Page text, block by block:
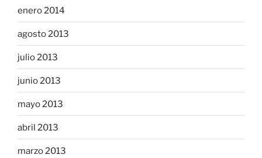
enero 2014
agosto 2013
julio 2013
junio 2013
mayo 2013
abril 2013
marzo 2013